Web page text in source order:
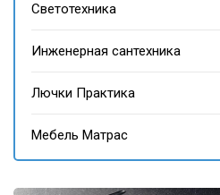
Светотехника
Инженерная сантехника
Лючки Практика
Мебель Матрас